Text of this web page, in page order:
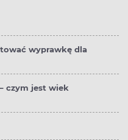
wyprawkę dla
czym jest wiek